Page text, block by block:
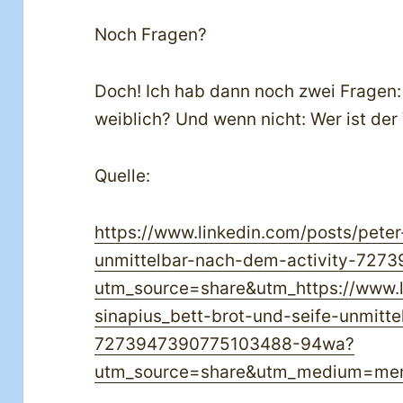
Noch Fragen?
Doch! Ich hab dann noch zwei
weiblich? Und wenn nicht: Wer ist
Quelle:
https://www.linkedin.com/posts/
unmittelbar-nach-dem-activity-
utm_source=share&utm_ https://
sinapius_bett-brot-und-seife-
7273947390775103488-94wa?